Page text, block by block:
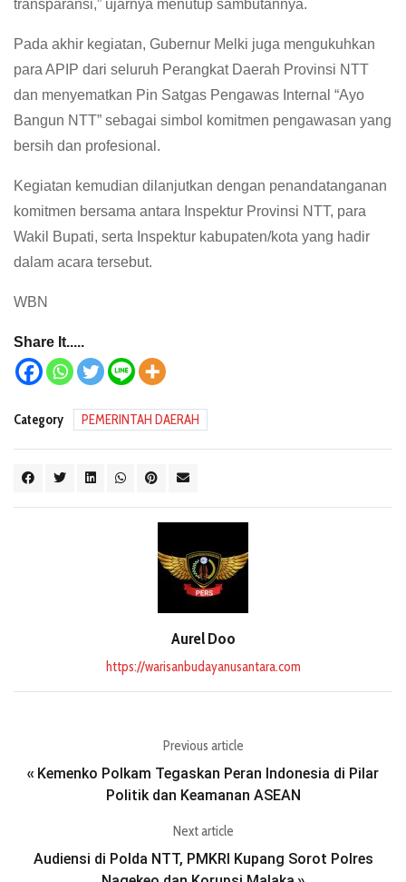
transparansi,” ujarnya menutup sambutannya.
Pada akhir kegiatan, Gubernur Melki juga mengukuhkan
para APIP dari seluruh Perangkat Daerah Provinsi NTT
dan menyematkan Pin Satgas Pengawas Internal “Ayo
Bangun NTT” sebagai simbol komitmen pengawasan yang
bersih dan profesional.
Kegiatan kemudian dilanjutkan dengan penandatanganan
komitmen bersama antara Inspektur Provinsi NTT, para
Wakil Bupati, serta Inspektur kabupaten/kota yang hadir
dalam acara tersebut.
WBN
Share It.....
Category PEMERINTAH DAERAH
Aurel Doo
https://warisanbudayanusantara.com
Previous article
« Kemenko Polkam Tegaskan Peran Indonesia di Pilar
Politik dan Keamanan ASEAN
Next article
Audiensi di Polda NTT, PMKRI Kupang Sorot Polres